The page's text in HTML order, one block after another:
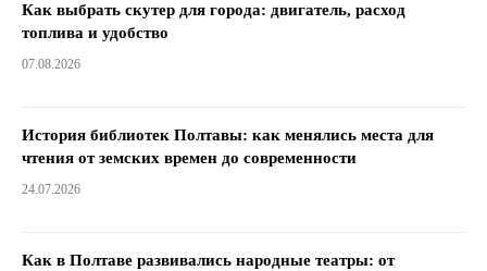
Как выбрать скутер для города: двигатель, расход
топлива и удобство
07.08.2026
История библиотек Полтавы: как менялись места для
чтения от земских времен до современности
24.07.2026
Как в Полтаве развивались народные театры: от